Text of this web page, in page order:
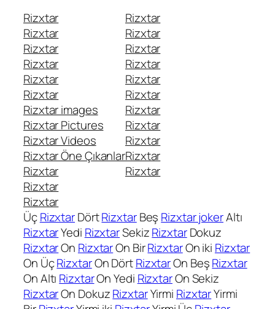
Rizxtar
Rizxtar
Rizxtar
Rizxtar
Rizxtar
Rizxtar
Rizxtar images
Rizxtar Pictures
Rizxtar Videos
Rizxtar Öne Çıkanlar
Rizxtar
Rizxtar
Rizxtar
Rizxtar
Rizxtar
Rizxtar
Rizxtar
Rizxtar
Rizxtar
Rizxtar
Rizxtar
Rizxtar
Rizxtar
Rizxtar
ÜçRizxtarDörtRizxtarBeş Rizxtar jokerAltı
RizxtarYedi RizxtarSekizRizxtarDokuz
RizxtarOn RizxtarOn BirRizxtarOn iki Rizxtar
On ÜçRizxtarOn DörtRizxtarOn BeşRizxtar
On Altı RizxtarOn Yedi RizxtarOn Sekiz
RizxtarOn DokuzRizxtarYirmi RizxtarYirmi